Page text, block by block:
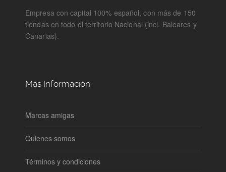
Empresa con capital 100% español, con más de 150
tiendas en todo el territorio Nacional (incl. Baleares y
Canarias).
Más Información
Marcas amigas
Quienes somos
Términos y condiciones